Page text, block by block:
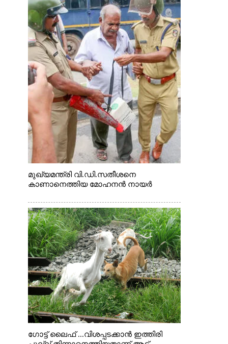
മുഖ്യമന്ത്രി വി.ഡി.സതീശനെ
കാണാനെത്തിയ മോഹനൻ നായർ
ഗോട്ട് ലൈഫ് ...വിശപ്പടക്കാൻ ഇത്തിരി